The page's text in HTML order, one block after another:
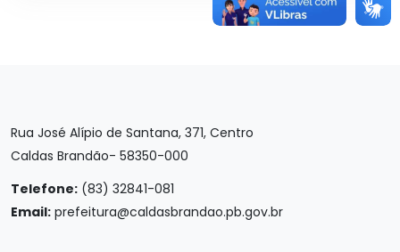
Rua José Alípio de Santana, 371, Centro
Caldas Brandão- 58350-000
Telefone: (83) 32841-081
Email: prefeitura@caldasbrandao.pb.gov.br